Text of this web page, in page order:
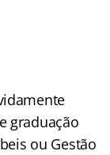
graduação
ou Gestão